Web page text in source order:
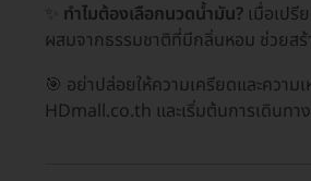
ทำไมต้องเลือกนวดน้ำมัน? เมื่อเป
ผสมจากธรรมชาติที่มีกลิ่นหอม ช่วยส
🎯 อย่าปล่อยให้ความเครียดและควา
HDmall.co.th และเริ่มต้นการเดินท